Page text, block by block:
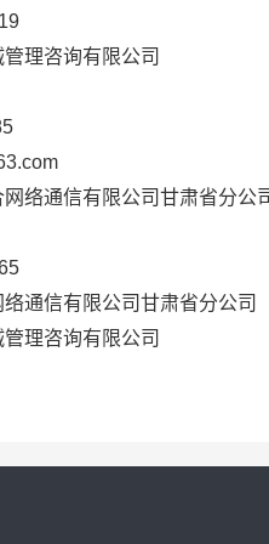
管理咨询有限公司
络通信有限公司甘肃省分公
通信有限公司甘肃省分公司
管理咨询有限公司